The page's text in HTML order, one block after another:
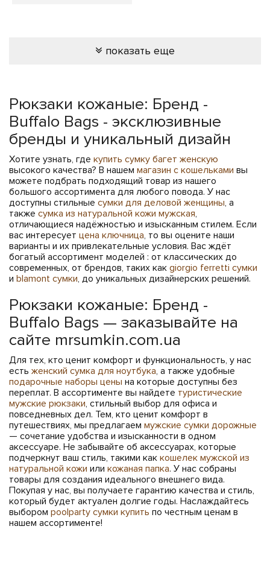
показать еще
Рюкзаки кожаные: Бренд -
Buffalo Bags - эксклюзивные
бренды и уникальный дизайн
Хотите узнать, где купить сумку багет женскую
высокого качества? В нашем магазин с кошельками вы
можете подбрать подходящий товар из нашего
большого ассортимента для любого повода. У нас
доступны стильные сумки для деловой женщины, а
также сумка из натуральной кожи мужская,
отличающиеся надёжностью и изысканным стилем. Если
вас интересует цена ключница, то вы оцените наши
варианты и их привлекательные условия. Вас ждёт
богатый ассортимент моделей : от классических до
современных, от брендов, таких как giorgio ferretti сумки
и blamont сумки, до уникальных дизайнерских решений.
Рюкзаки кожаные: Бренд -
Buffalo Bags — заказывайте на
сайте mrsumkin.com.ua
Для тех, кто ценит комфорт и функциональность, у нас
есть женский сумка для ноутбука, а также удобные
подарочные наборы цены на которые доступны без
переплат. В ассортименте вы найдете туристические
мужские рюкзаки, стильный выбор для офиса и
повседневных дел. Тем, кто ценит комфорт в
путешествиях, мы предлагаем мужские сумки дорожные
— сочетание удобства и изысканности в одном
аксессуаре. Не забывайте об аксессуарах, которые
подчеркнут ваш стиль, такими как кошелек мужской из
натуральной кожи или кожаная папка. У нас собраны
товары для создания идеального внешнего вида.
Покупая у нас, вы получаете гарантию качества и стиль,
который будет актуален долгие годы. Наслаждайтесь
выбором poolparty сумки купить по честным ценам в
нашем ассортименте!